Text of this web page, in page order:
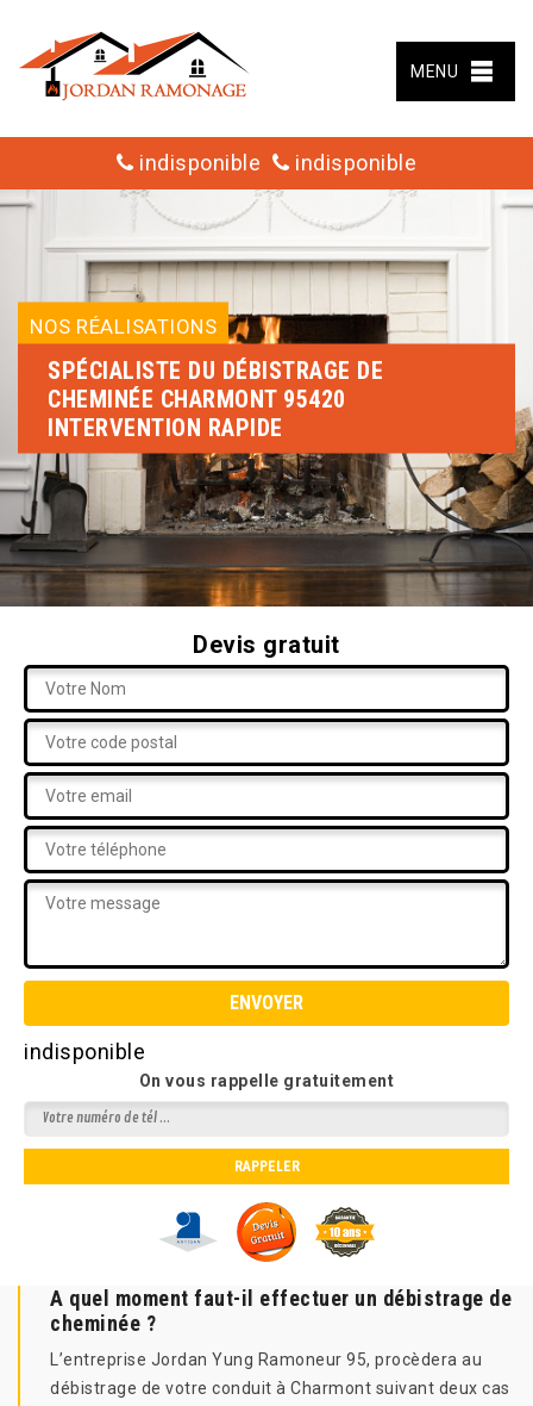
MENU
indisponible indisponible
NOS RÉALISATIONS
SPÉCIALISTE DU DÉBISTRAGE DE
CHEMINÉE CHARMONT 95420
INTERVENTION RAPIDE
Devis gratuit
indisponible
On vous rappelle gratuitement
A quel moment faut-il effectuer un débistrage de
cheminée ?
L’entreprise Jordan Yung Ramoneur 95, procèdera au
débistrage de votre conduit à Charmont suivant deux cas